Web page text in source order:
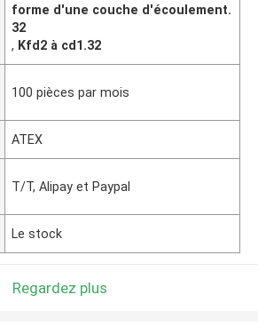
forme d'une couche d'écoulement.
32
, Kfd2 à cd1.32
100 pièces par mois
ATEX
T/T, Alipay et Paypal
Le stock
Regardez plus